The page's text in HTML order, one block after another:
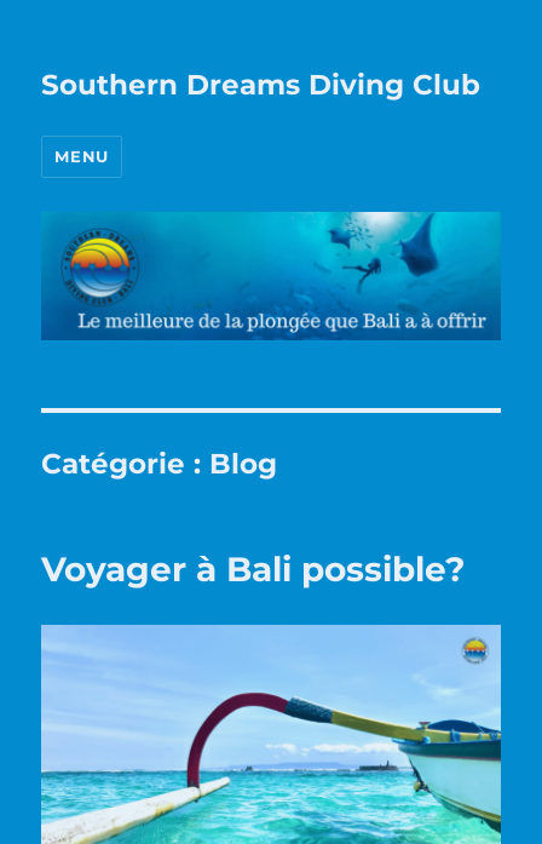
Southern Dreams Diving Club
MENU
Catégorie : Blog
Voyager à Bali possible?